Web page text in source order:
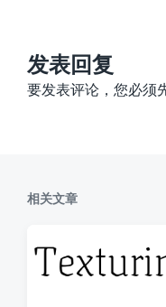
：
发表回复
要发表评论，您必须
相关文章